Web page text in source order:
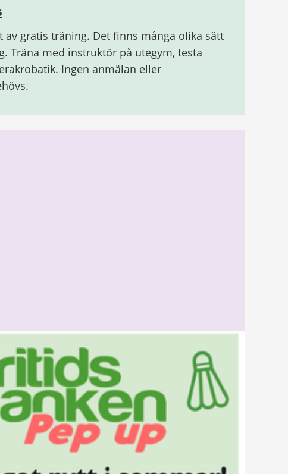
av gratis träning. Det finns många olika sätt
Träna med instruktör på utegym, testa
Ingen anmälan eller